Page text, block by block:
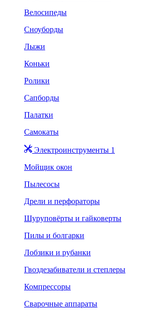
Велосипеды
Сноуборды
Лыжи
Коньки
Ролики
Сапборды
Палатки
Самокаты
Электроинструменты 1
Мойщик окон
Пылесосы
Дрели и перфораторы
Шуруповёрты и гайковерты
Пилы и болгарки
Лобзики и рубанки
Гвоздезабиватели и степлеры
Компрессоры
Сварочные аппараты